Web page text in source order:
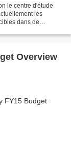
le centre d'étude
les
dans de
Overview